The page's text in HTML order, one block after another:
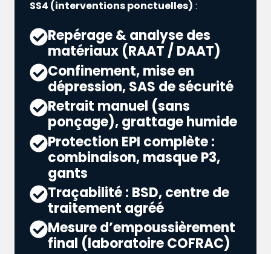
SS4 (interventions ponctuelles) :
Repérage & analyse des
matériaux (RAAT / DAAT)
Confinement, mise en
dépression, SAS de sécurité
Retrait manuel (sans
ponçage), grattage humide
Protection EPI complète :
combinaison, masque P3,
gants
Traçabilité : BSD, centre de
traitement agréé
Mesure d’empoussièrement
final (laboratoire COFRAC)